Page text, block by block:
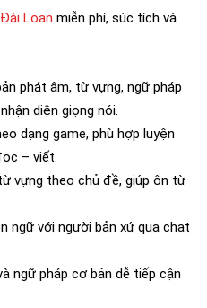
Loan miễn phí, súc tích và
phát âm, từ vựng, ngữ pháp
diện giọng nói.
dạng game, phù hợp luyện
– viết.
vựng theo chủ đề, giúp ôn từ
ngữ với người bản xứ qua chat
ngữ pháp cơ bản dễ tiếp cận